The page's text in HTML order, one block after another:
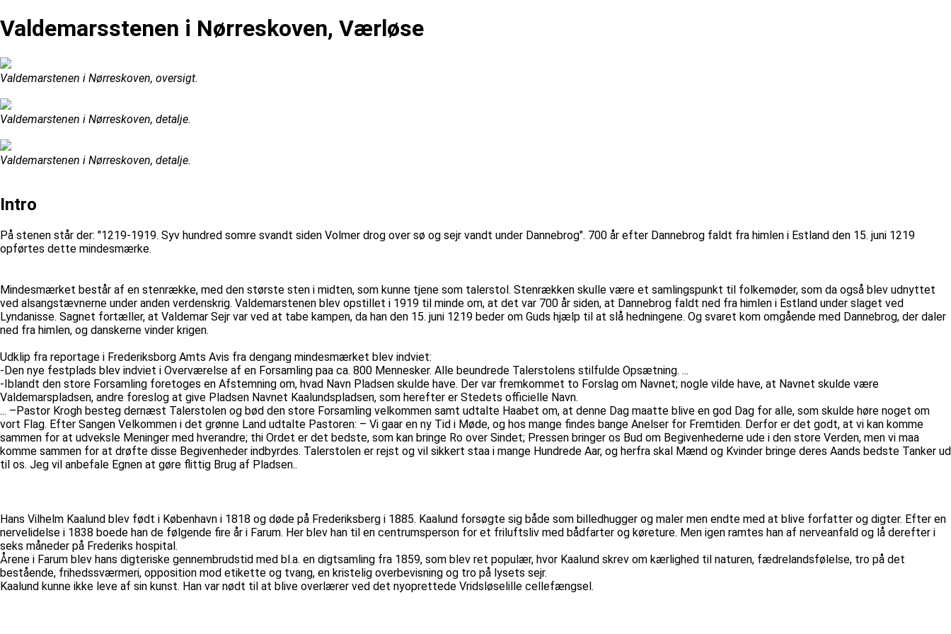
Valdemarsstenen i Nørreskoven, Værløse
Valdemarstenen i Nørreskoven, oversigt.
Valdemarstenen i Nørreskoven, detalje.
Valdemarstenen i Nørreskoven, detalje.
Intro
På stenen står der: "1219-1919. Syv hundred somre svandt siden Volmer drog over sø og sejr vandt under Dannebrog". 700 år efter Dannebrog faldt fra himlen i Estland den 15. juni 1219
opførtes dette mindesmærke.
Mindesmærket består af en stenrække, med den største sten i midten, som kunne tjene som talerstol. Stenrækken skulle være et samlingspunkt til folkemøder, som da også blev udnyttet
ved alsangstævnerne under anden verdenskrig. Valdemarstenen blev opstillet i 1919 til minde om, at det var 700 år siden, at Dannebrog faldt ned fra himlen i Estland under slaget ved
Lyndanisse. Sagnet fortæller, at Valdemar Sejr var ved at tabe kampen, da han den 15. juni 1219 beder om Guds hjælp til at slå hedningene. Og svaret kom omgående med Dannebrog, der daler
ned fra himlen, og danskerne vinder krigen.
Udklip fra reportage i Frederiksborg Amts Avis fra dengang mindesmærket blev indviet:
-Den nye festplads blev indviet i Overværelse af en Forsamling paa ca. 800 Mennesker. Alle beundrede Talerstolens stilfulde Opsætning. ...
-Iblandt den store Forsamling foretoges en Afstemning om, hvad Navn Pladsen skulde have. Der var fremkommet to Forslag om Navnet; nogle vilde have, at Navnet skulde være
Valdemarspladsen, andre foreslog at give Pladsen Navnet Kaalundspladsen, som herefter er Stedets officielle Navn.
... –Pastor Krogh besteg dernæst Talerstolen og bød den store Forsamling velkommen samt udtalte Haabet om, at denne Dag maatte blive en god Dag for alle, som skulde høre noget om
vort Flag. Efter Sangen Velkommen i det grønne Land udtalte Pastoren: – Vi gaar en ny Tid i Møde, og hos mange findes bange Anelser for Fremtiden. Derfor er det godt, at vi kan komme
sammen for at udveksle Meninger med hverandre; thi Ordet er det bedste, som kan bringe Ro over Sindet; Pressen bringer os Bud om Begivenhederne ude i den store Verden, men vi maa
komme sammen for at drøfte disse Begivenheder indbyrdes. Talerstolen er rejst og vil sikkert staa i mange Hundrede Aar, og herfra skal Mænd og Kvinder bringe deres Aands bedste Tanker ud
til os. Jeg vil anbefale Egnen at gøre flittig Brug af Pladsen..
Hans Vilhelm Kaalund blev født i København i 1818 og døde på Frederiksberg i 1885. Kaalund forsøgte sig både som billedhugger og maler men endte med at blive forfatter og digter. Efter en
nervelidelse i 1838 boede han de følgende fire år i Farum. Her blev han til en centrumsperson for et friluftsliv med bådfarter og køreture. Men igen ramtes han af nerveanfald og lå derefter i
seks måneder på Frederiks hospital.
Årene i Farum blev hans digteriske gennembrudstid med bl.a. en digtsamling fra 1859, som blev ret populær, hvor Kaalund skrev om kærlighed til naturen, fædrelandsfølelse, tro på det
bestående, frihedssværmeri, opposition mod etikette og tvang, en kristelig overbevisning og tro på lysets sejr.
Kaalund kunne ikke leve af sin kunst. Han var nødt til at blive overlærer ved det nyoprettede Vridsløselille cellefængsel.